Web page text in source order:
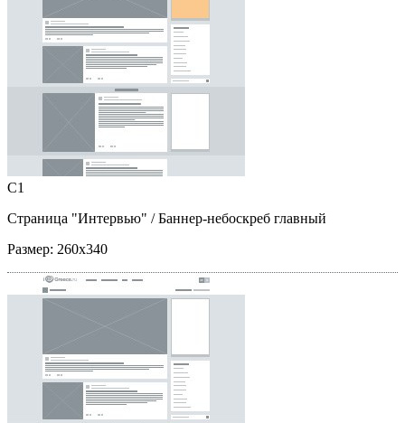
C1
Страница "Интервью" / Баннер-небоскреб главный
Размер: 260x340